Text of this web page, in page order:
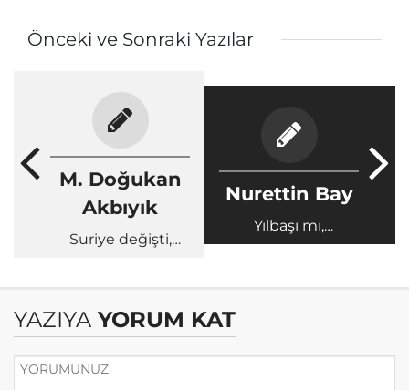
Önceki ve Sonraki Yazılar
M. Doğukan
Akbıyık
Suriye değişti,
Nurettin Bay
Yılbaşı mı,
Mekke’nin fethi
YAZIYA YORUM KAT